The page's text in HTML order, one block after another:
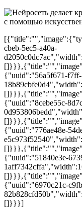
cbeb-5ec5-a40a-
{"uuid":"56a5f671-f7ff-
{"uuid":"8cebe55c-
{"uuid":"776ae48e-
{"uuid":"51840e3e-
{"uuid":"6970c21c-
[]}}}]